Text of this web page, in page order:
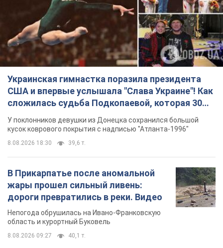
Украинская гимнастка поразила президента
США и впервые услышала "Слава Украине"! Как
сложилась судьба Подкопаевой, которая 30
лет назад завоевала "золото" Олимпиады
У поклонников девушки из Донецка сохранился большой
кусок коврового покрытия с надписью "Атланта-1996"
8.08.2026 18:30 39,6 т.
В Прикарпатье после аномальной
жары прошел сильный ливень:
дороги превратились в реки. Видео
Непогода обрушилась на Ивано-Франковскую
область и курортный Буковель
8.08.2026 09:27 40,1 т.